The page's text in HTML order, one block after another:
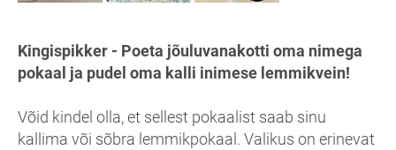
Kingispikker - Poeta jõuluvanakotti oma nimega
pokaal ja pudel oma kalli inimese lemmikvein!
Võid kindel olla, et sellest pokaalist saab sinu
kallima või sõbra lemmikpokaal. Valikus on erinevat